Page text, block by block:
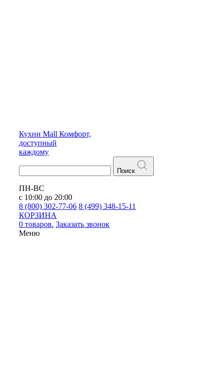
Кухни Mall Комфорт,
доступный
каждому
Поиск
ПН-ВС
с 10:00 до 20:00
8 (800) 302-77-06 8 (499) 348-15-11
КОРЗИНА
0 товаров. Заказать звонок
Меню